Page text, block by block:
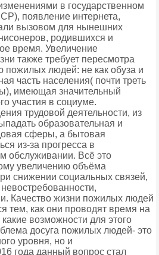
в государственном
появление интернета,
вызовом для нынешних
родившихся и
время. Увеличение
также требует пересмотра
пожилых людей: не как обуза и
часть населения( почти треть
имеющая значительный
участия в социуме.
трудовой деятельности, из
образовательная и
сферы, а бытовая
из-за прогресса в
обслуживании. Всё это
увеличению объёма
снижении социальных связей,
Качество жизни пожилых людей
тем, как они проводят время на
возможности для этого
досуга пожилых людей- это
уровня, но и
года данный вопрос стал